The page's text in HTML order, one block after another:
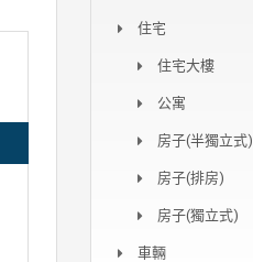
住宅
住宅大樓
公寓
房子(半獨立式)
房子(排房)
房子(獨立式)
車輛